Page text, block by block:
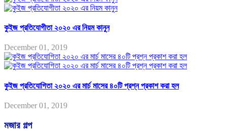
কুইজ প্রতিযোগীতা ২০২০ এর নিয়ম কানুন
December 01, 2019
কুইজ প্রতিযোগিতা ২০২০ এর মার্চ মাসের ৪০টি প্রশ্ন প্রকাশ করা হল
December 01, 2019
মজার গল্প